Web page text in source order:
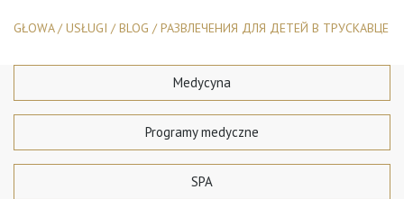
GŁOWA /USŁUGI /BLOG /РАЗВЛЕЧЕНИЯ ДЛЯ ДЕТЕЙ В ТРУСКАВЦЕ
Medycyna
Programy medyczne
SPA